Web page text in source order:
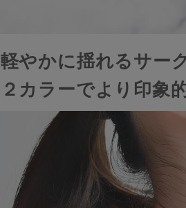
軽やかに揺れるサー
２カラーでより印象